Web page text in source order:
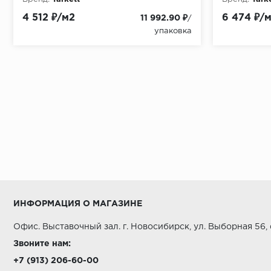
4 512 ₽/м2 11 992.90 ₽/
упаковка
6 474 ₽/
ИНФОРМАЦИЯ О МАГАЗИНЕ
Офис. Выставочный зал. г. Новосибирск, ул. Выборная 56,
Звоните нам:
+7 (913) 206-60-00